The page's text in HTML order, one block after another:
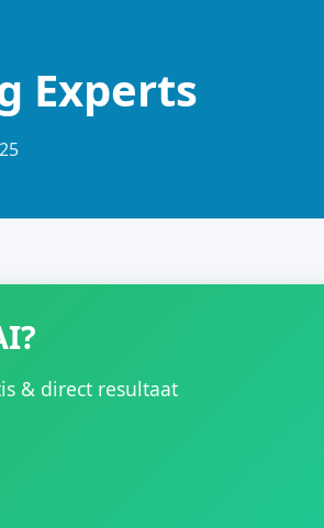
Experts
& direct resultaat